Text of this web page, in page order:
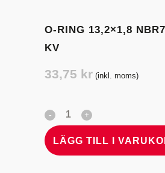
O-RING 13,2×1,8
KV
33,75 kr (inkl. moms)
LÄGG TILL I